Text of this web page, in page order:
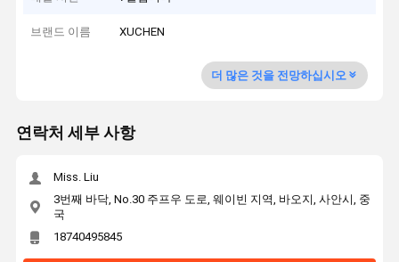
브랜드 이름 XUCHEN
더 많은 것을 전망하십시오
연락처 세부 사항
Miss. Liu
3번째 바닥, No.30 주프우 도로, 웨이빈 지역, 바오지, 사안시, 중
국
18740495845